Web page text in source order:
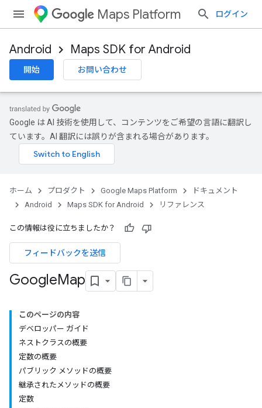
Maps Platform ログイン
Android Maps SDK for Android
開始 お問い合わせ
Google は AI 技術を使用して、コンテンツをご希望の言語に翻訳し
ています。AI 翻訳には誤りが含まれる場合があります。
ホーム プロダクト Google Maps Platform
ドキュメント
Android
Maps SDK for Android リファレンス
この情報は役に立ちましたか？
フィードバックを送信
GoogleMap
このページの内容
デベロッパー ガイド
ネストクラスの概要
定数の概要
パブリック メソッドの概要
継承されたメソッドの概要
定数